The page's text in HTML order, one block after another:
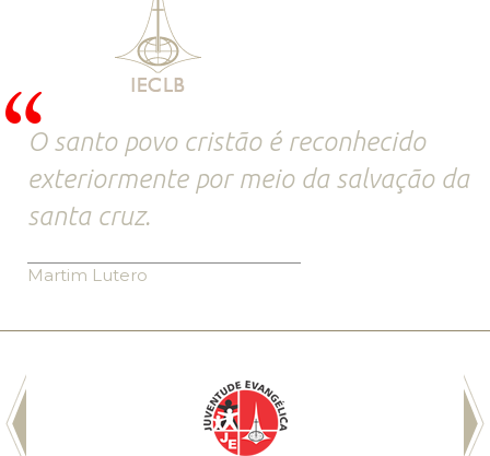
O santo povo cristão é reconhecido
exteriormente por meio da salvação da
santa cruz.
Martim Lutero